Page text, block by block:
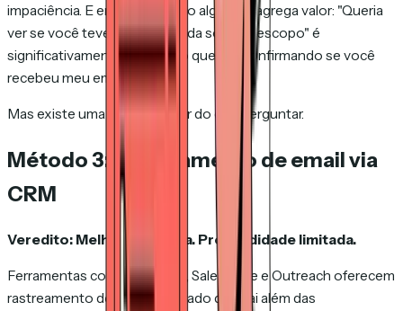
impaciência. E enquadre como algo que agrega valor: "Queria
ver se você teve alguma dúvida sobre o escopo" é
significativamente melhor do que "só confirmando se você
recebeu meu email."
Mas existe uma forma melhor do que perguntar.
Método 3: Rastreamento de email via
CRM
Veredito: Melhor que nada. Profundidade limitada.
Ferramentas como HubSpot, Salesforce e Outreach oferecem
rastreamento de email integrado que vai além das